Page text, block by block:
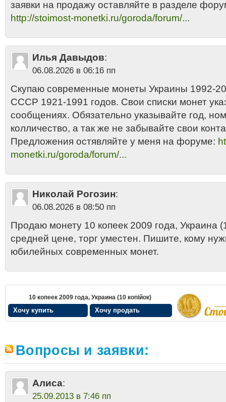
заявки на продажу оставляйте в разделе
http://stoimost-monetki.ru/goroda/forum/...
Илья Давыдов:
06.08.2026 в 06:16 пп
Скупаю современные монеты Украины 1992-
СССР 1921-1991 годов. Свои списки монет
сообщениях. Обязательно указывайте год,
колличество, а так же не забывайте свои
Предложения остявляйте у меня на форуме:
monetki.ru/goroda/forum/...
Николай Рогозин:
06.08.2026 в 08:50 пп
Продаю монету 10 копеек 2009 года, Украина
средней цене, торг уместен. Пишите, кому
юбилейных современных монет.
10 копеек 2009 года, Украина (10 копiйок)
Хочу купить Хочу продать
Вопросы и заявки:
Алиса:
25.09.2013 в 7:46 пп